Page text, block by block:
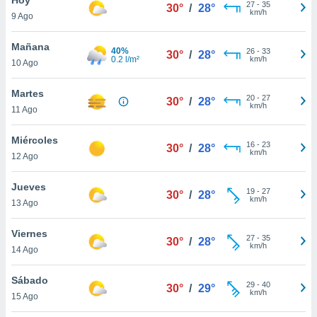
en
más
nuestra
de
cookies
aceptar
9 Ago
30° / 28° 27- 35
km/h
Mañana
10 Ago
40%
0.2 l/m²
30° / 28° 26- 33
km/h
Martes
11 Ago
30° / 28° 20- 27
km/h
Miércoles
12 Ago
30° / 28° 16- 23
km/h
Jueves
13 Ago
30° / 28° 19- 27
km/h
Viernes
14 Ago
30° / 28° 27- 35
km/h
Sábado
15 Ago
30° / 29° 29- 40
km/h